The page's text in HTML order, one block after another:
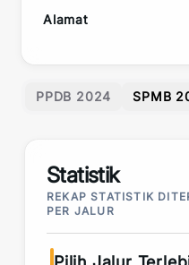
Alamat
PPDB 2024 SPMB
Statistik
REKAP STATISTIK
PER JALUR